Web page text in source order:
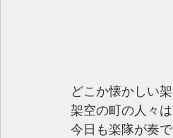
どこか懐かしい架
架空の町の人々
今日も楽隊が奏